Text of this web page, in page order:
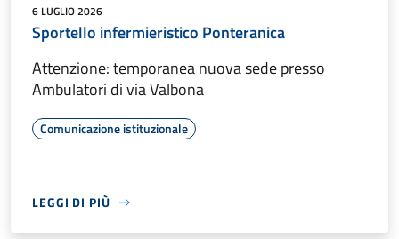
6 LUGLIO 2026
Sportello infermieristico Ponteranica
Attenzione: temporanea nuova sede presso
Ambulatori di via Valbona
Comunicazione istituzionale
LEGGI DI PIÙ